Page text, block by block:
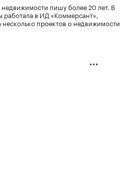
недвижимости пишу более 20 лет. В
работала в ИД «Коммерсант»,
несколько проектов о недвижимости